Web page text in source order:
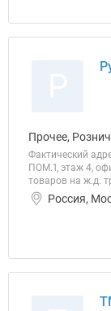
Прочее,
Фактический
ПОМ.1, этаж 4,
товаров на ж.д.
Россия,